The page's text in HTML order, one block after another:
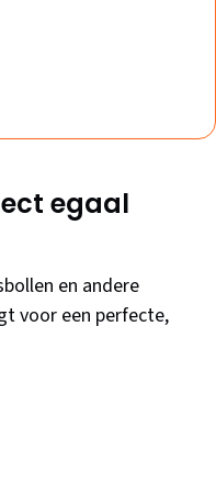
egaal
en andere
voor een perfecte,